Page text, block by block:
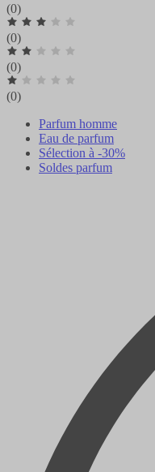
(0)
(0)
(0)
(0)
Parfum homme
Eau de parfum
Sélection à -30%
Soldes parfum